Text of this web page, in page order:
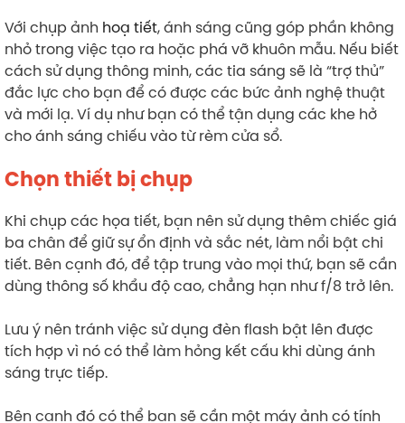
Với chụp ảnh hoạ tiết, ánh sáng cũng góp phần không
nhỏ trong việc tạo ra hoặc phá vỡ khuôn mẫu. Nếu biết
cách sử dụng thông minh, các tia sáng sẽ là “trợ thủ”
đắc lực cho bạn để có được các bức ảnh nghệ thuật
và mới lạ. Ví dụ như bạn có thể tận dụng các khe hở
cho ánh sáng chiếu vào từ rèm cửa sổ.
Chọn thiết bị chụp
Khi chụp các họa tiết, bạn nên sử dụng thêm chiếc giá
ba chân để giữ sự ổn định và sắc nét, làm nổi bật chi
tiết. Bên cạnh đó, để tập trung vào mọi thứ, bạn sẽ cần
dùng thông số khẩu độ cao, chẳng hạn như f/8 trở lên.
Lưu ý nên tránh việc sử dụng đèn flash bật lên được
tích hợp vì nó có thể làm hỏng kết cấu khi dùng ánh
sáng trực tiếp.
Bên cạnh đó có thể bạn sẽ cần một máy ảnh có tính